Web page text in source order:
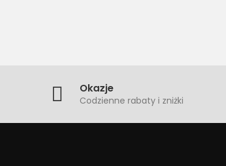
Okazje
Codzienne rabaty i zniżki